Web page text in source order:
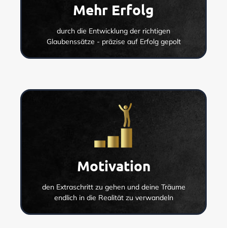
Mehr Erfolg
durch die Entwicklung der richtigen
Glaubenssätze - präzise auf Erfolg gepolt
Motivation
den Extraschritt zu gehen und deine Träume
endlich in die Realität zu verwandeln